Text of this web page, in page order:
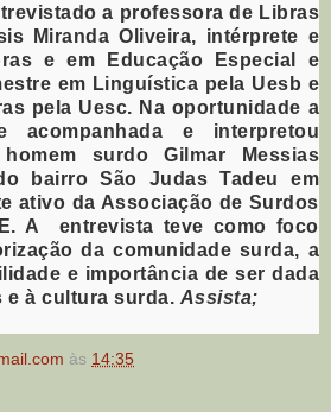
a professora de Libras
Miranda Oliveira, intérprete e
e em Educação Especial e
em Linguística pela Uesb e
pela Uesc. Na oportunidade a
acompanhada e interpretou
surdo Gilmar Messias
bairro São Judas Tadeu em
ativo da Associação de Surdos
A entrevista teve como foco
da comunidade surda, a
e importância de ser dada
à cultura surda. Assista;
às 14:35